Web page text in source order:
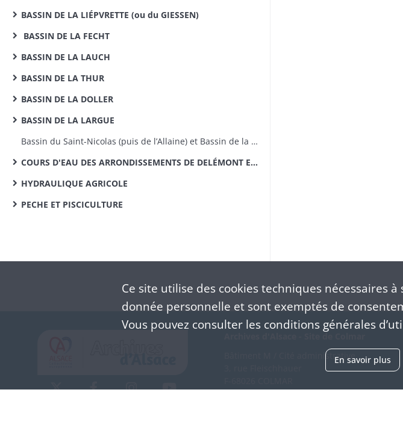
BASSIN DE LA LIÉPVRETTE (ou du GIESSEN)
BASSIN DE LA FECHT
BASSIN DE LA LAUCH
BASSIN DE LA THUR
BASSIN DE LA DOLLER
BASSIN DE LA LARGUE
Bassin du Saint-Nicolas (puis de l’Allaine) et Bassin de la Savoureuse
COURS D'EAU DES ARRONDISSEMENTS DE DELÉMONT ET PORRENTRUY
HYDRAULIQUE AGRICOLE
PECHE ET PISCICULTURE
Bâtiment M / Cité administrative
(+33) 3 89 21 97 00
Ce site utilise des cookiestechniques nécessaires
donnée personnelle et sont exemptés de
Vous pouvez consulter les conditions générales
En savoir plus